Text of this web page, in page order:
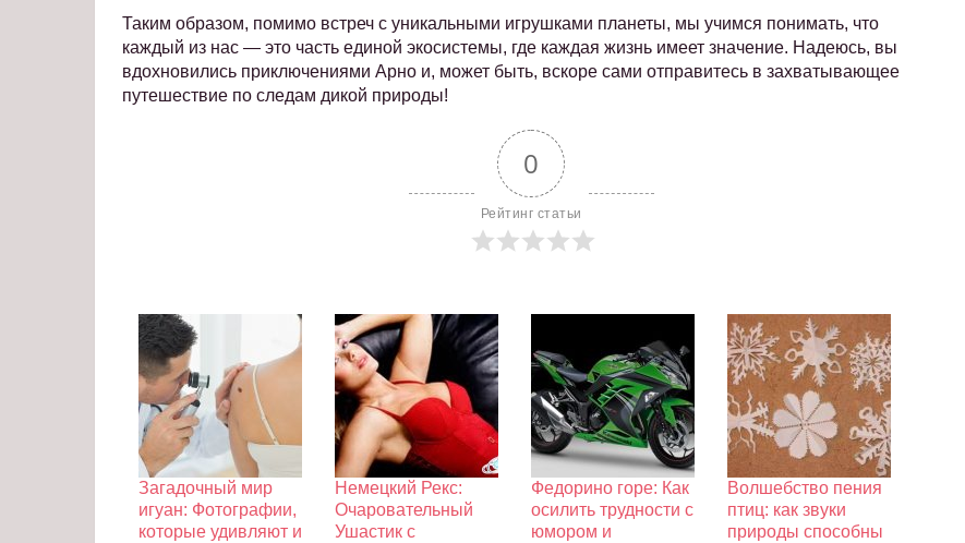
Таким образом, помимо встреч с уникальными игрушками планеты, мы учимся понимать, что
каждый из нас — это часть единой экосистемы, где каждая жизнь имеет значение. Надеюсь, вы
вдохновились приключениями Арно и, может быть, вскоре сами отправитесь в захватывающее
путешествие по следам дикой природы!
0
Рейтинг статьи
Загадочный мир
игуан: Фотографии,
которые удивляют и
Немецкий Рекс:
Очаровательный
Ушастик с
Федорино горе: Как
осилить трудности с
юмором и
Волшебство пения
птиц: как звуки
природы способны